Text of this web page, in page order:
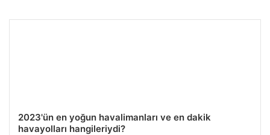
2023'ün en yoğun havalimanları ve en dakik
havayolları hangileriydi?